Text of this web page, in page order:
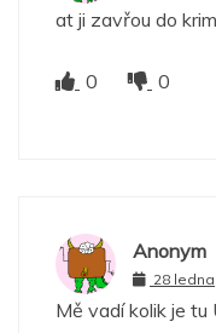
at ji zavřou do
0 0
Anonym
28
Mě vadí kolik je tu